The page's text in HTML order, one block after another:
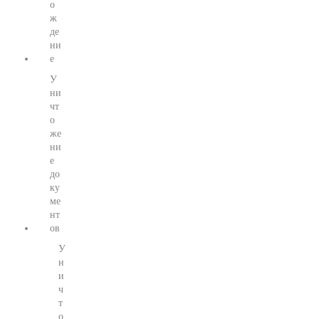
о
ж
де
ни
е
У
ни
чт
о
же
ни
е
до
ку
ме
нт
ов
У
н
и
ч
т
о